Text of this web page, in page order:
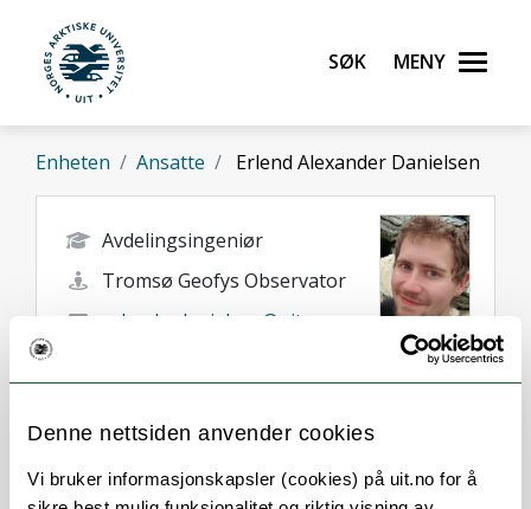
Denne nettsiden anvender cookies
Vi bruker informasjonskapsler (cookies) på uit.no for å
Gå til hovedinnhold
UiT Norges arktiske universitet
Søk Meny
Enheten Ansatte Erlend Alexander Danielsen
Avdelingsingeniør
Tromsø Geofys Observator
erlend.a.danielsen@uit.no